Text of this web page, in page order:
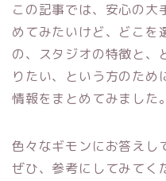
この記事では、安心の大
めてみたいけど、どこ
の、スタジオの特徴と、
りたい、という方のため
情報をまとめてみました。
色々なギモンにお答えし
ぜひ、参考にしてみてく